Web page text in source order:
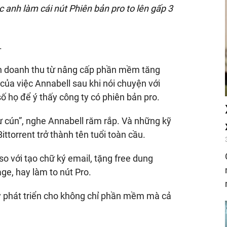
anh làm cái nút Phiên bản pro to lên gấp 3
thu từ nâng cấp phần mềm tăng
việc Annabell sau khi nói chuyện với
họ để ý thấy công ty có phiên bản pro.
nghe Annabell răm rắp. Và những kỹ
trở thành tên tuổi toàn cầu.
với tạo chữ ký email, tặng free dung
hay làm to nút Pro.
triển cho không chỉ phần mềm mà cả